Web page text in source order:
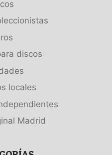
discos
locales
Madrid